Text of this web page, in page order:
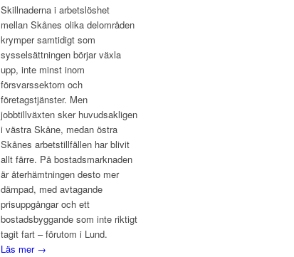
Skillnaderna i arbetslöshet
mellan Skånes olika delområden
krymper samtidigt som
sysselsättningen börjar växla
upp, inte minst inom
försvarssektorn och
företagstjänster. Men
jobbtillväxten sker huvudsakligen
i västra Skåne, medan östra
Skånes arbetstillfällen har blivit
allt färre. På bostadsmarknaden
är återhämtningen desto mer
dämpad, med avtagande
prisuppgångar och ett
bostadsbyggande som inte riktigt
tagit fart – förutom i Lund.
Läs mer →